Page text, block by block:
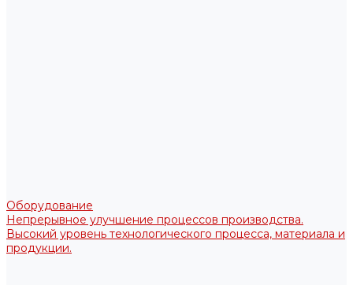
Оборудование
Непрерывное улучшение процессов производства.
Высокий уровень технологического процесса, материала и
продукции.